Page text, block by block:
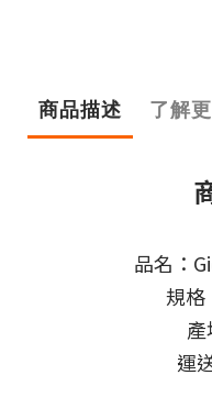
商品描述 了解
品名：
規格
運